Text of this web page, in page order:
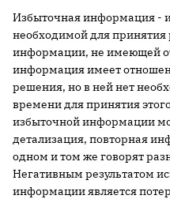
Избыточная информация -
необходимой для принятия
информации, не имеющей
информация имеет
решения, но в ней нет
времени для принятия
избыточной информации
детализация, повторная
одном и том же говорят
Негативным результатом
информации является